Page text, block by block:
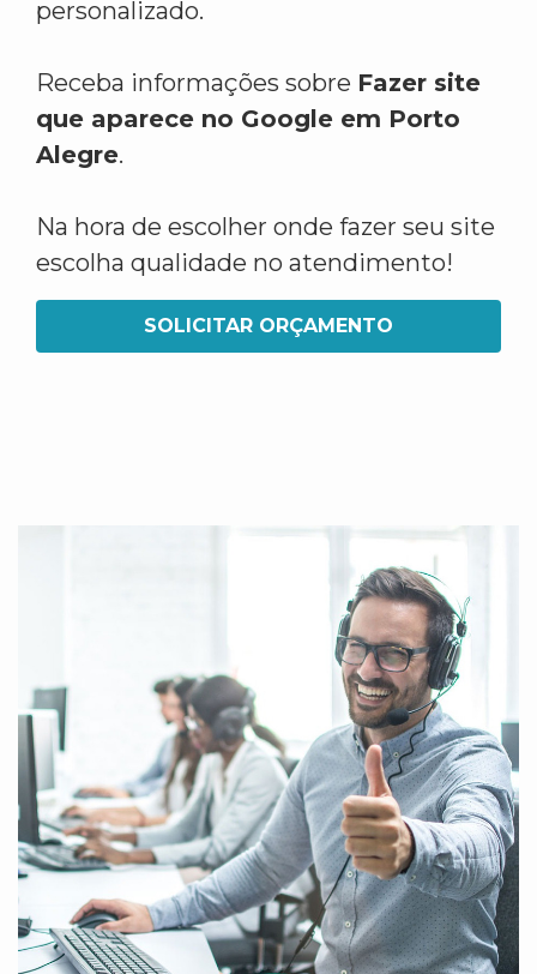
personalizado.
Receba informações sobre Fazer site
que aparece no Google em Porto
Alegre.
Na hora de escolher onde fazer seu site
escolha qualidade no atendimento!
SOLICITAR ORÇAMENTO